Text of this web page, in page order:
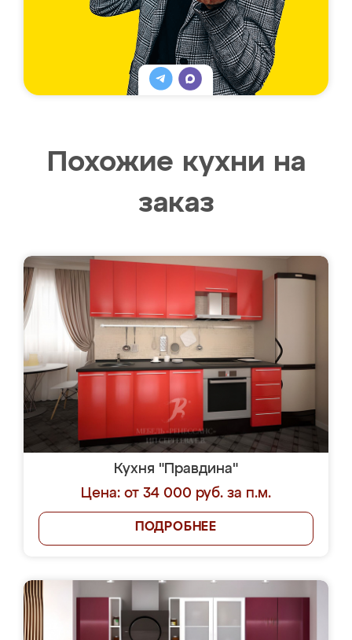
Похожие кухни на
заказ
Кухня "Правдина"
Цена: от 34 000 руб. за п.м.
ПОДРОБНЕЕ